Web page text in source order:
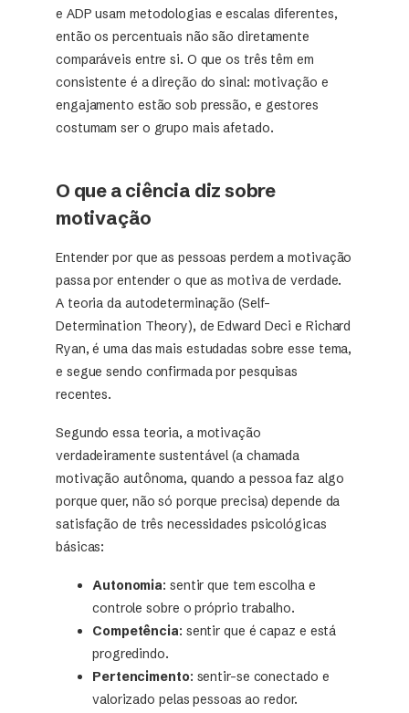
e ADP usam metodologias e escalas diferentes,
então os percentuais não são diretamente
comparáveis entre si. O que os três têm em
consistente é a direção do sinal: motivação e
engajamento estão sob pressão, e gestores
costumam ser o grupo mais afetado.
O que a ciência diz sobre
motivação
Entender por que as pessoas perdem a motivação
passa por entender o que as motiva de verdade.
A teoria da autodeterminação (Self-
Determination Theory), de Edward Deci e Richard
Ryan, é uma das mais estudadas sobre esse tema,
e segue sendo confirmada por pesquisas
recentes.
Segundo essa teoria, a motivação
verdadeiramente sustentável (a chamada
motivação autônoma, quando a pessoa faz algo
porque quer, não só porque precisa) depende da
satisfação de três necessidades psicológicas
básicas:
Autonomia: sentir que tem escolha e
controle sobre o próprio trabalho.
Competência: sentir que é capaz e está
progredindo.
Pertencimento: sentir-se conectado e
valorizado pelas pessoas ao redor.